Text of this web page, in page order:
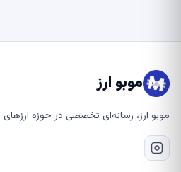
موبو ارز
موبو ارز، رسانه‌ای تخصصی در حوزه